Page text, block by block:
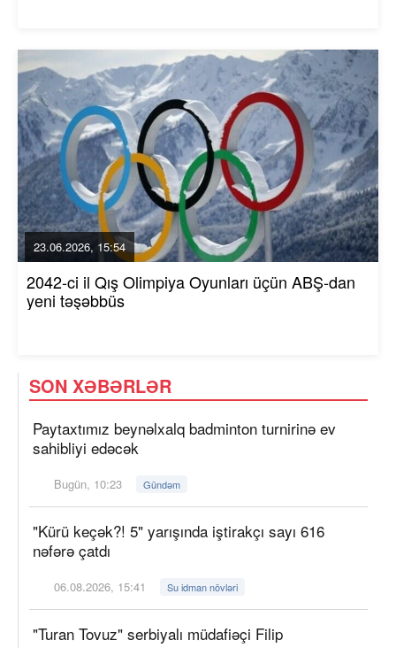
23.06.2026, 15:54
2042-ci il Qış Olimpiya Oyunları üçün ABŞ-dan
yeni təşəbbüs
SON XƏBƏRLƏR
Paytaxtımız beynəlxalq badminton turnirinə ev
sahibliyi edəcək
Bugün, 10:23 Gündəm
"Kürü keçək?! 5" yarışında iştirakçı sayı 616
nəfərə çatdı
06.08.2026, 15:41 Su idman növləri
"Turan Tovuz" serbiyalı müdafiəçi Filip